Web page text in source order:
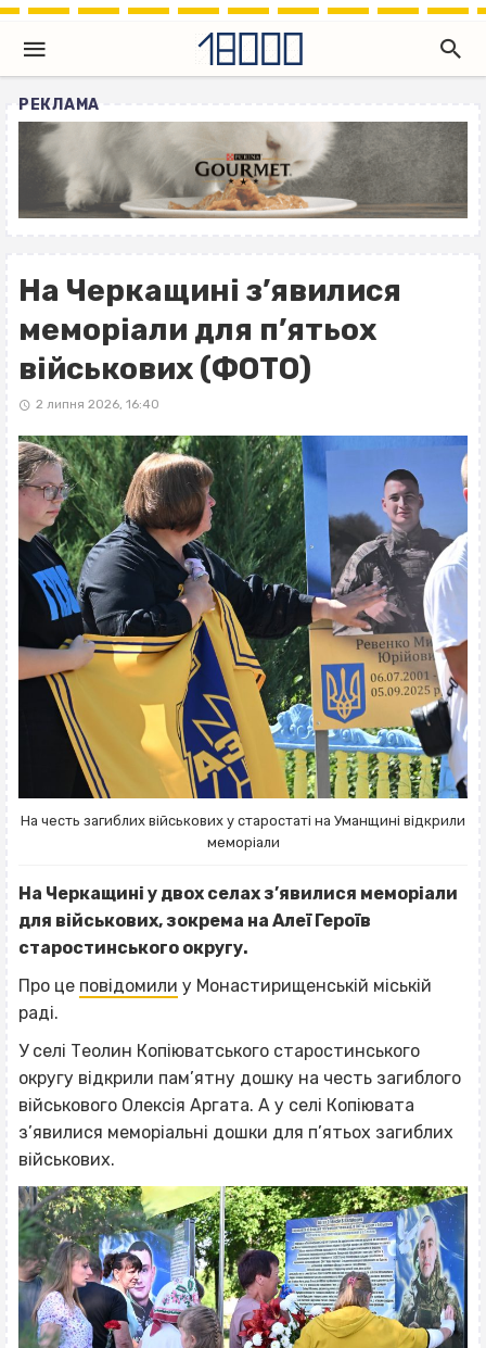
РЕКЛАМА
На Черкащині з’явилися
меморіали для п’ятьох
військових (ФОТО)
2 липня 2026, 16:40
На честь загиблих військових у старостаті на Уманщині відкрили
меморіали
На Черкащині у двох селах з’явилися меморіали
для військових, зокрема на Алеї Героїв
старостинського округу.
Про це повідомили у Монастирищенській міській
раді.
У селі Теолин Копіюватського старостинського
округу відкрили пам’ятну дошку на честь загиблого
військового Олексія Аргата. А у селі Копіювата
з’явилися меморіальні дошки для п’ятьох загиблих
військових.